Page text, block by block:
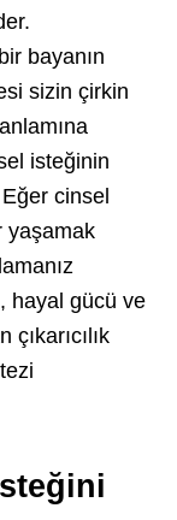
bayanın
sizin çirkin
isteğinin
cinsel
yaşamak
hayal gücü ve